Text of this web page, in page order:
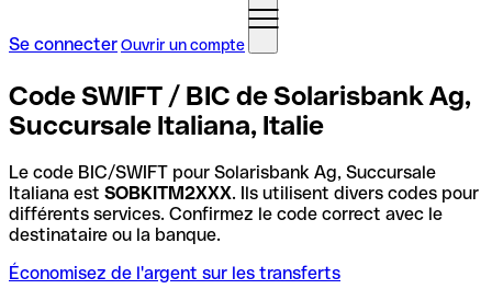
Se connecterOuvrir un compte
Code SWIFT / BIC de Solarisbank Ag,
Succursale Italiana, Italie
Le code BIC/SWIFT pour Solarisbank Ag, Succursale
Italiana est SOBKITM2XXX. Ils utilisent divers codes pour
différents services. Confirmez le code correct avec le
destinataire ou la banque.
Économisez de l'argent sur les transferts